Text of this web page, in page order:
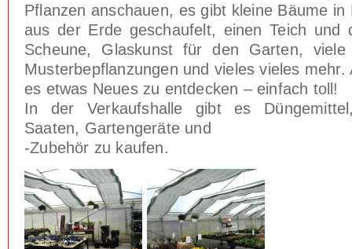
Pflanzen anschauen, es gibt kleine Bäume
aus der Erde geschaufelt, einen Teich und
Scheune, Glaskunst für den Garten,
Musterbepflanzungen und vieles vieles mehr.
es etwas Neues zu entdecken – einfach toll!
In der Verkaufshalle gibt es
Saaten, Gartengeräte und
-Zubehör zu kaufen.